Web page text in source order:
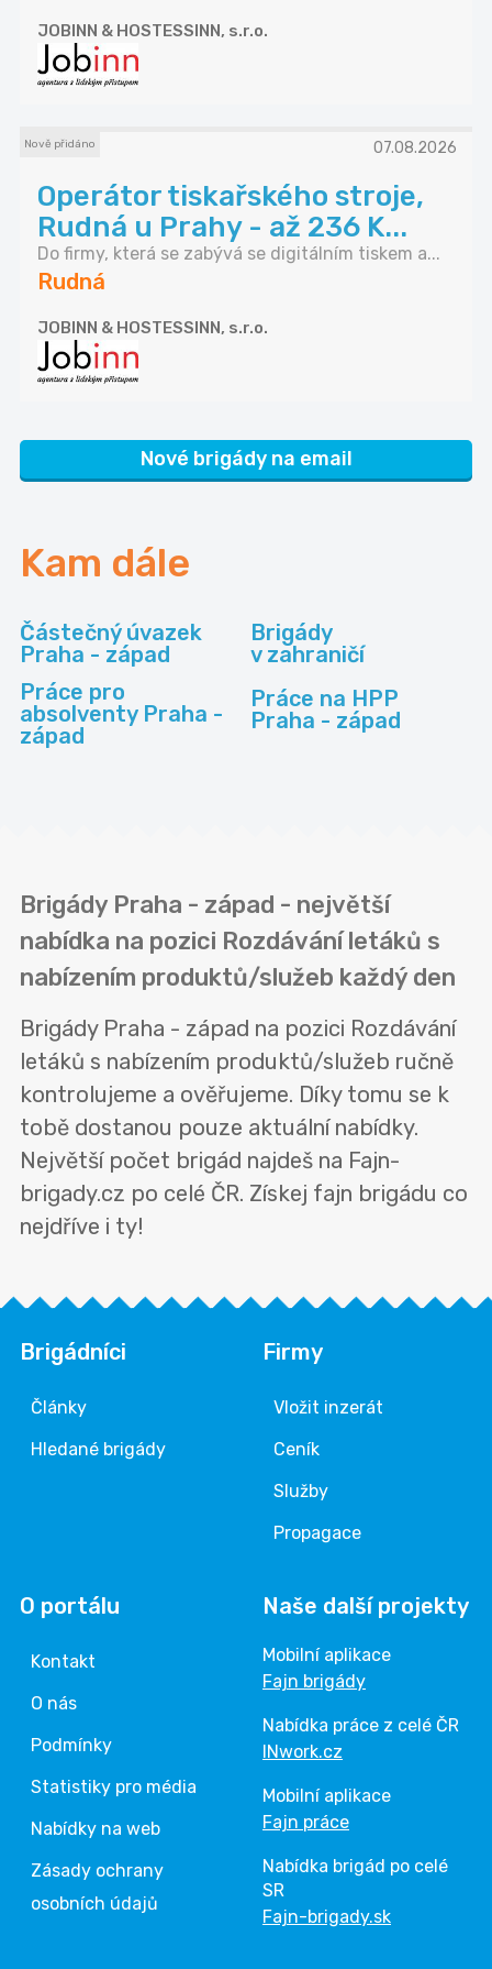
JOBINN & HOSTESSINN, s.r.o.
Nově přidáno 07.08.2026
Operátor tiskařského stroje,
Rudná u Prahy - až 236 K...
Do firmy, která se zabývá se digitálním tiskem a...
Rudná
JOBINN & HOSTESSINN, s.r.o.
Nové brigády na email
Kam dále
Částečný úvazek
Praha - západ
Brigády
v zahraničí
Práce pro
absolventy Praha -
západ
Práce na HPP
Praha - západ
Brigády Praha - západ - největší
nabídka na pozici Rozdávání letáků s
nabízením produktů/služeb každý den
Brigády Praha - západ na pozici Rozdávání
letáků s nabízením produktů/služeb ručně
kontrolujeme a ověřujeme. Díky tomu se k
tobě dostanou pouze aktuální nabídky.
Největší počet brigád najdeš na Fajn-
brigady.cz po celé ČR. Získej fajn brigádu co
nejdříve i ty!
Brigádníci
Články
Hledané brigády
Firmy
Vložit inzerát
Ceník
Služby
Propagace
O portálu
Kontakt
O nás
Podmínky
Statistiky pro média
Nabídky na web
Zásady ochrany
osobních údajů
Naše další projekty
Mobilní aplikace
Fajn brigády
Nabídka práce z celé ČR
INwork.cz
Mobilní aplikace
Fajn práce
Nabídka brigád po celé
SR
Fajn-brigady.sk